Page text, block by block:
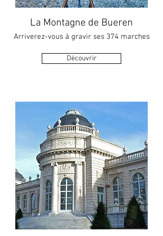
La Montagne de Bueren
Arriverez-vous à gravir ses 374 marches
Découvrir